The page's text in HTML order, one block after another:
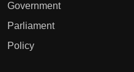
Government
Parliament
Policy